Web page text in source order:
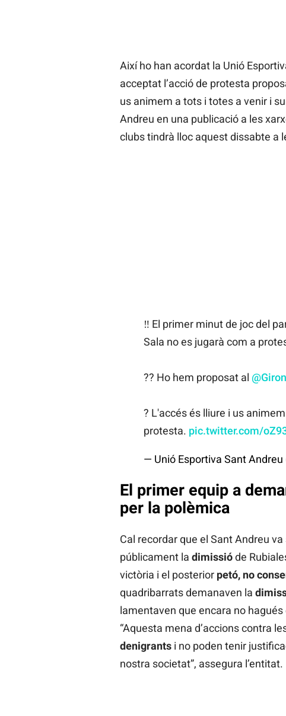
Així ho han acordat la Unió
acceptat l’acció de protesta
us animem a tots i totes a venir i
Andreu en una publicació a les
clubs tindrà lloc aquest dissabte a
‼️ El primer minut de joc del
Sala no es jugarà com a
?? Ho hem proposat al
? L'accés és lliure i us
protesta. pic.twitter.com/
— Unió Esportiva Sant
El primer equip a
per la polèmica
Cal recordar que el Sant Andreu va
públicament la dimissióde
victòria i el posterior petó, no
quadribarrats demanaven la
lamentaven que encara no
“Aquesta mena d’accions contra
denigrantsi no poden tenir
nostra societat”, assegura l’entitat.